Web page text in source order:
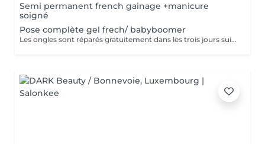
Semi permanent french gainage +manicure
soigné
Pose complète gel frech/ babyboomer
Les ongles sont réparés gratuitement dans les trois jours suivant le service ! A partir du quatrième jour la prestation est payante.